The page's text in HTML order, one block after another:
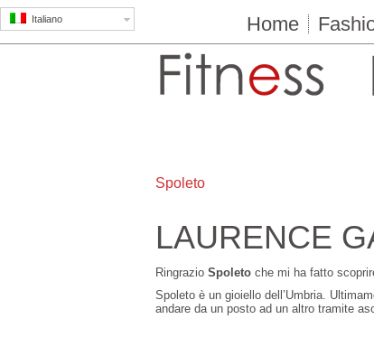
Italiano Home
Spoleto
LAURENCE
Ringrazio Spoleto che mi ha fatto
Spoleto è un gioiello dell’Umbria.
andare da un posto ad un altro tramite